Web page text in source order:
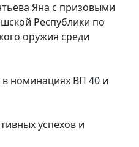
Яна с призовыми
Республики по
оружия среди
в номинациях ВП 40 и
успехов и